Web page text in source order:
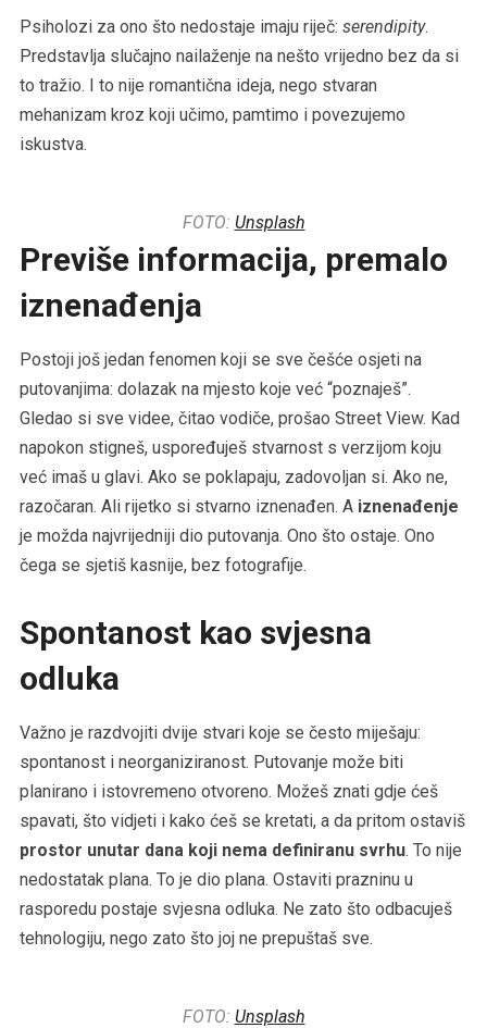
Psiholozi za ono što nedostaje imaju riječ: serendipity.
Predstavlja slučajno nailaženje na nešto vrijedno bez da si
to tražio. I to nije romantična ideja, nego stvaran
mehanizam kroz koji učimo, pamtimo i povezujemo
iskustva.
FOTO: Unsplash
Previše informacija, premalo
iznenađenja
Postoji još jedan fenomen koji se sve češće osjeti na
putovanjima: dolazak na mjesto koje već “poznaješ”.
Gledao si sve videe, čitao vodiče, prošao Street View. Kad
napokon stigneš, uspoređuješ stvarnost s verzijom koju
već imaš u glavi. Ako se poklapaju, zadovoljan si. Ako ne,
razočaran. Ali rijetko si stvarno iznenađen. A iznenađenje
je možda najvrijedniji dio putovanja. Ono što ostaje. Ono
čega se sjetiš kasnije, bez fotografije.
Spontanost kao svjesna
odluka
Važno je razdvojiti dvije stvari koje se često miješaju:
spontanost i neorganiziranost. Putovanje može biti
planirano i istovremeno otvoreno. Možeš znati gdje ćeš
spavati, što vidjeti i kako ćeš se kretati, a da pritom ostaviš
prostor unutar dana koji nema definiranu svrhu. To nije
nedostatak plana. To je dio plana. Ostaviti prazninu u
rasporedu postaje svjesna odluka. Ne zato što odbacuješ
tehnologiju, nego zato što joj ne prepuštaš sve.
FOTO: Unsplash